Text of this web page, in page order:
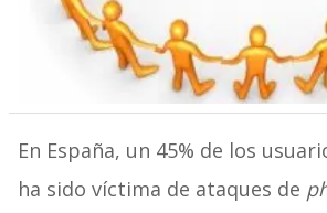
En España, un 45% de los
ha sido víctima de ataques de